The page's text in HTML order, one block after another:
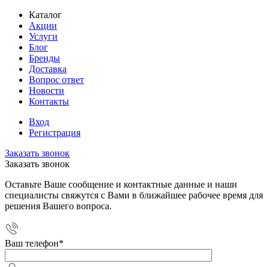
Каталог
Акции
Услуги
Блог
Бренды
Доставка
Вопрос ответ
Новости
Контакты
Вход
Регистрация
Заказать звонок
Заказать звонок
Оставьте Ваше сообщение и контактные данные и наши
специалисты свяжутся с Вами в ближайшее рабочее время для
решения Вашего вопроса.
Ваш телефон*